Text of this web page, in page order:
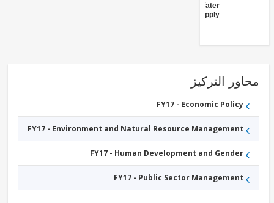
التركيز
FY17 - Economic Policy
FY17 - Environment and Natural Resource Management
FY17 - Human Development and Gender
FY17 - Public Sector Management